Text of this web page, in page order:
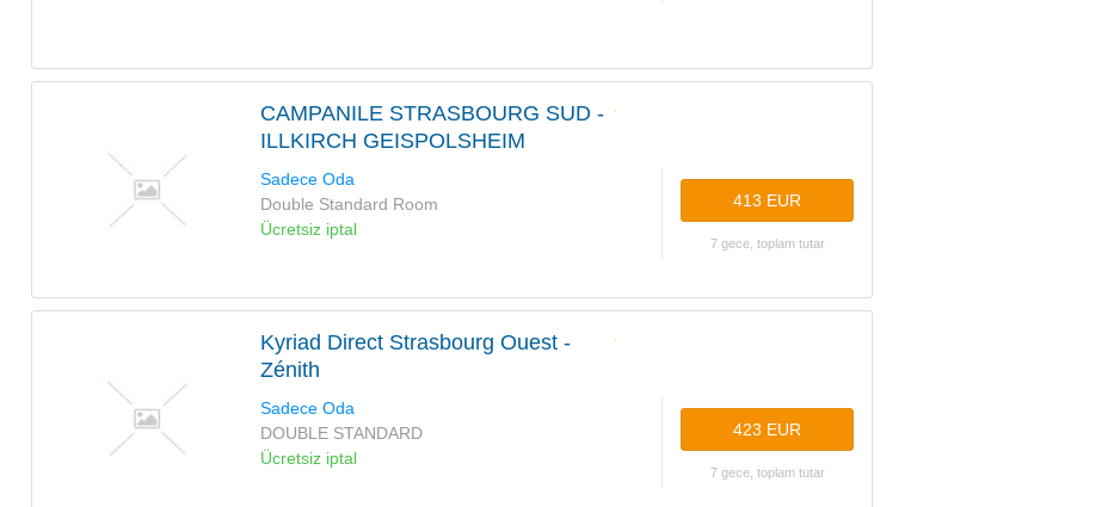
CAMPANILE STRASBOURG SUD -
ILLKIRCH GEISPOLSHEIM
Sadece Oda
Double Standard Room
Ücretsiz iptal
413 EUR
7 gece, toplam tutar
Kyriad Direct Strasbourg Ouest -
Zénith
Sadece Oda
DOUBLE STANDARD
Ücretsiz iptal
423 EUR
7 gece, toplam tutar